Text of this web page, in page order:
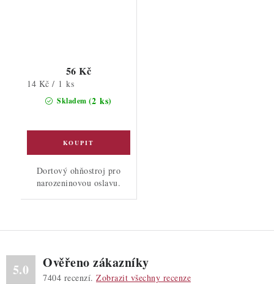
Skladem (2 ks)
56 Kč
Měrná
14 Kč / 1 ks
Dortový ohňostroj pro
narozeninovou oslavu.
5.0 Ověřeno zákazníky
7404 recenzí. Zobrazit všechny recenze